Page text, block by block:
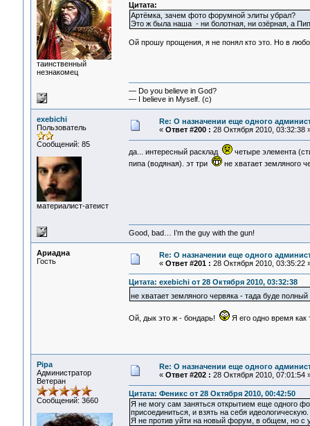
таинственный
незнакомец
Цитата:
Артёмка, зачем фото форумной элиты убрал?
Это ж была наша - ни болотная, ни озёрная, а
Ой прошу прощения, я не понял кто это. Но в
— Do you believe in God?
— I believe in Myself. (c)
exebichi
Пользователь
Сообщений: 85
материалист-атеист
Re: О назначении еще одного
« Ответ #200 : 28 Октября 2010, 03:32:38
да... интересный расклад
четыре элемента
пипа (водяная). эт три
не хватает земляного
Good, bad… I’m the guy with the gun!
Ариадна
Гость
Re: О назначении еще одного
« Ответ #201 : 28 Октября 2010, 03:35:22
Цитата: exebichi от 28 Октября 2010, 03:32:38
не хватает земляного червяка - тада буде
Ой, дык это ж - бондарь! Я его одно время
Pipa
Администратор
Ветеран
Сообщений: 3660
Re: О назначении еще одного
« Ответ #202 : 28 Октября 2010, 07:01:54
Цитата: Феникс от 28 Октября 2010, 00:42:50
Я не могу сам заняться открытием еще одного
присоединиться, и взять на себя
Я не против уйти на новый форум, в общем, но с